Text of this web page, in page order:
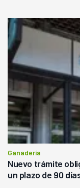
Ganadería
Nuevo trámite
un plazo de 90